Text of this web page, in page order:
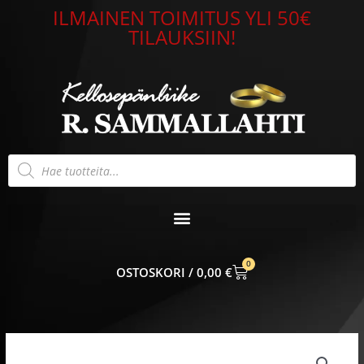
ILMAINEN TOIMITUS YLI 50€
TILAUKSIIN!
Products
search
0,00 €
0
CART